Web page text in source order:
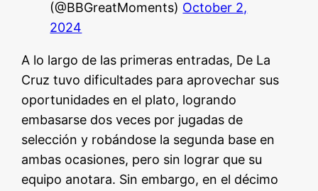
(@BBGreatMoments) October 2,
2024
A lo largo de las primeras entradas, De La
Cruz tuvo dificultades para aprovechar sus
oportunidades en el plato, logrando
embasarse dos veces por jugadas de
selección y robándose la segunda base en
ambas ocasiones, pero sin lograr que su
equipo anotara. Sin embargo, en el décimo